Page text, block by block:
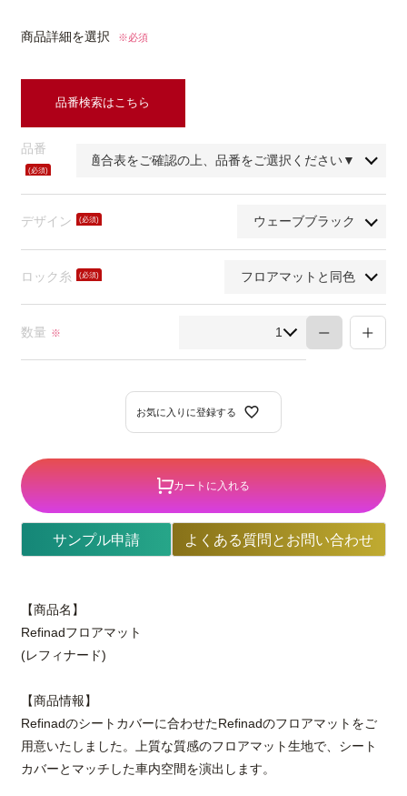
商品詳細を選択 ※必須
品番検索はこちら
品番
デザイン
ロック糸
お気に入りに登録する
数量 ※
カートに入れる
サンプル申請 よくある質問とお問い合わせ
【商品名】
Refinadフロアマット
(レフィナード)
【商品情報】
Refinadのシートカバーに合わせたRefinadのフロアマットをご
用意いたしました。上質な質感のフロアマット生地で、シート
カバーとマッチした車内空間を演出します。